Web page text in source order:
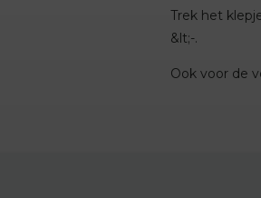
Trek het
&lt;-.
Ook voor de